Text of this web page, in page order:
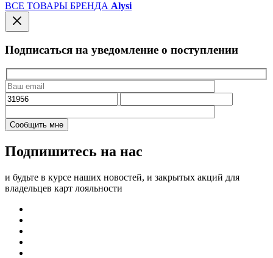
ВСЕ ТОВАРЫ БРЕНДА Alysi
Подписаться на уведомление о поступлении
Подпишитесь на нас
и будьте в курсе наших новостей, и закрытых акций для
владельцев карт лояльности